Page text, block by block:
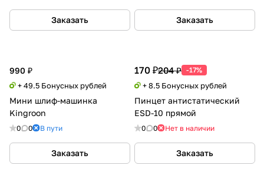
Заказать Заказать
990 ₽
+ 49.5 Бонусных рублей
Мини шлиф-машинка
Kingroon
0 0 В пути
Заказать
170 ₽204 ₽ -17%
+ 8.5 Бонусных рублей
Пинцет антистатический
ESD-10 прямой
0 0 Нет в наличии
Заказать